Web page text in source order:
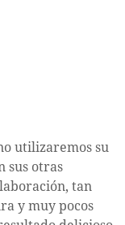
utilizaremos su
sus otras
tan
y muy pocos